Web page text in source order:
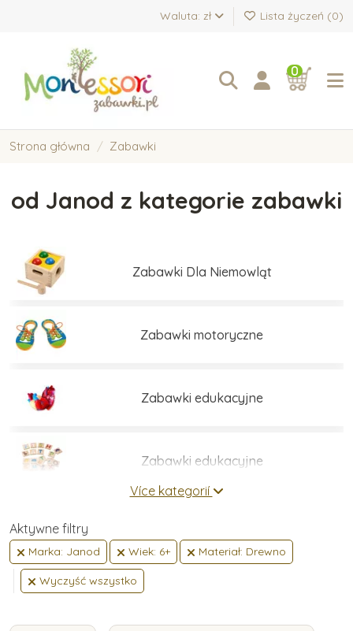
Waluta: zł Lista życzeń (0)
0
Strona główna Zabawki
od Janod z kategorie zabawki
Zabawki Dla Niemowląt
Zabawki motoryczne
Zabawki edukacyjne
Zabawki edukacyjne
Více kategorií
Aktywne filtry
Marka: Janod Wiek: 6+ Materiał: Drewno
Wyczyść wszystko